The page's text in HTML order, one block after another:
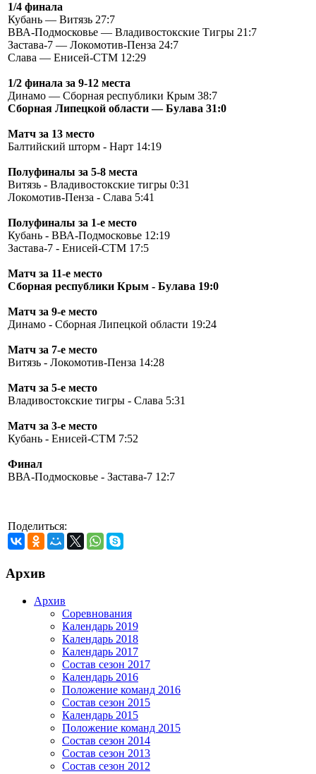
1/4 финала
Кубань — Витязь 27:7
ВВА-Подмосковье — Владивостокские Тигры 21:7
Застава-7 — Локомотив-Пенза 24:7
Слава — Енисей-СТМ 12:29
1/2 финала за 9-12 места
Динамо — Сборная республики Крым 38:7
Сборная Липецкой области — Булава 31:0
Матч за 13 место
Балтийский шторм - Нарт 14:19
Полуфиналы за 5-8 места
Витязь - Владивостокские тигры 0:31
Локомотив-Пенза - Слава 5:41
Полуфиналы за 1-е место
Кубань - ВВА-Подмосковье 12:19
Застава-7 - Енисей-СТМ 17:5
Матч за 11-е место
Сборная республики Крым - Булава 19:0
Матч за 9-е место
Динамо - Сборная Липецкой области 19:24
Матч за 7-е место
Витязь - Локомотив-Пенза 14:28
Матч за 5-е место
Владивостокские тигры - Слава 5:31
Матч за 3-е место
Кубань - Енисей-СТМ 7:52
Финал
ВВА-Подмосковье - Застава-7 12:7
Поделиться:
Архив
Архив
Соревнования
Календарь 2019
Календарь 2018
Календарь 2017
Состав сезон 2017
Календарь 2016
Положение команд 2016
Состав сезон 2015
Календарь 2015
Положение команд 2015
Состав сезон 2014
Состав сезон 2013
Состав сезон 2012